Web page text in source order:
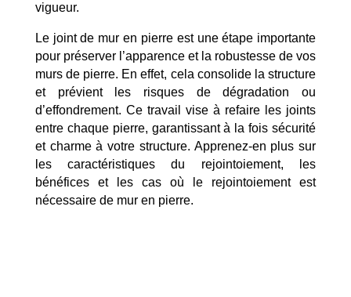
vigueur.
Le joint de mur en pierre est une étape importante
pour préserver l’apparence et la robustesse de vos
murs de pierre. En effet, cela consolide la structure
et prévient les risques de dégradation ou
d’effondrement. Ce travail vise à refaire les joints
entre chaque pierre, garantissant à la fois sécurité
et charme à votre structure. Apprenez-en plus sur
les caractéristiques du rejointoiement, les
bénéfices et les cas où le rejointoiement est
nécessaire de mur en pierre.